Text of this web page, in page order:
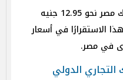
سجل سعر الريال السعودي في بنك مصر نحو 12.95 جنيه
عاكسًا هذا الاستقرارًا في أسعار
في مصر.
الدولي